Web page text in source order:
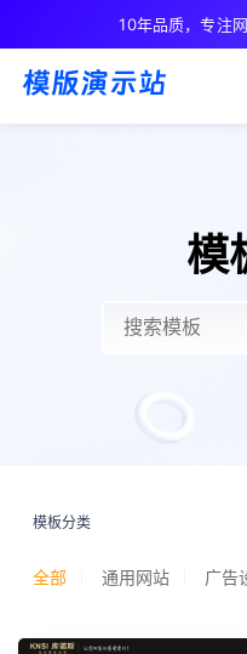
10年品质，专注
模
模板分类
全部 通用网站 广告